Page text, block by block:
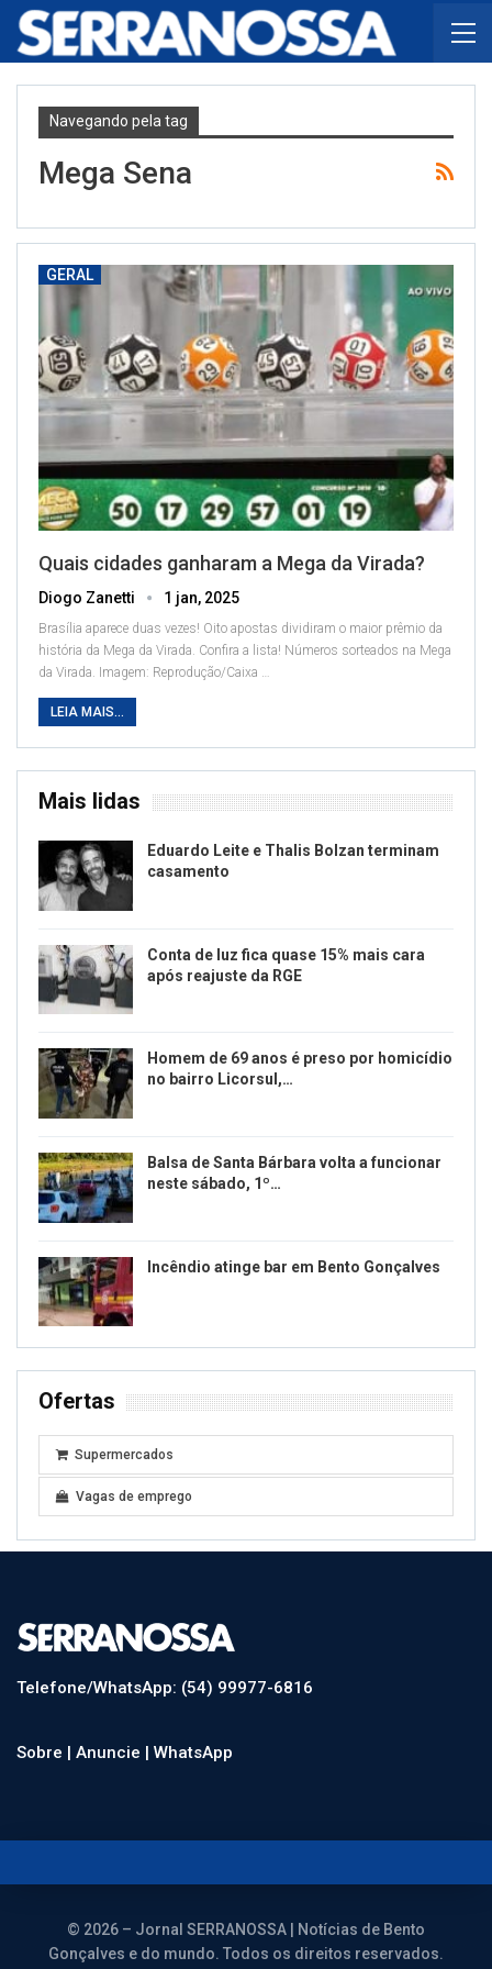
Navegando pela tag
Mega Sena
GERAL
Quais cidades ganharam a Mega da Virada?
Diogo Zanetti 1 jan, 2025
Brasília aparece duas vezes! Oito apostas dividiram o maior prêmio da
história da Mega da Virada. Confira a lista! Números sorteados na Mega
da Virada. Imagem: Reprodução/Caixa …
LEIA MAIS...
Mais lidas
Eduardo Leite e Thalis Bolzan terminam
casamento
Conta de luz fica quase 15% mais cara
após reajuste da RGE
Homem de 69 anos é preso por homicídio
no bairro Licorsul,…
Balsa de Santa Bárbara volta a funcionar
neste sábado, 1º…
Incêndio atinge bar em Bento Gonçalves
Ofertas
Supermercados
Vagas de emprego
Telefone/WhatsApp: (54) 99977-6816
Sobre | Anuncie | WhatsApp
© 2026 – Jornal SERRANOSSA | Notícias de Bento
Gonçalves e do mundo. Todos os direitos reservados.